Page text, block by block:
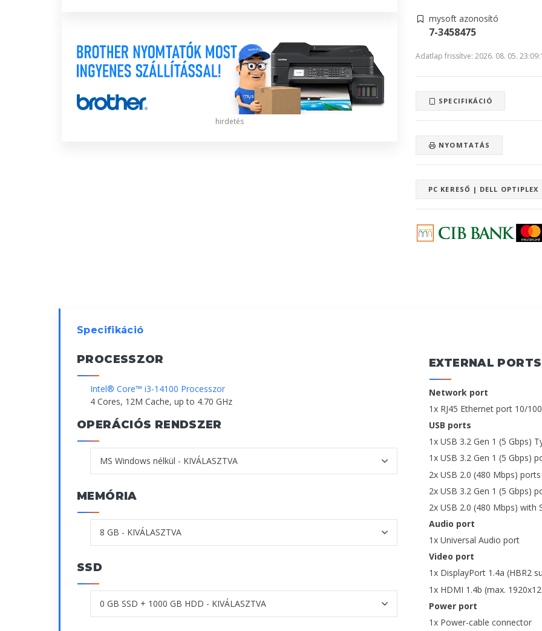
hirdetés
mysoft azonosító
7-3458475
Adatlap frissítve: 2026. 08. 05.
SPECIFIKÁCIÓ
NYOMTATÁS
PC KERESŐ | DELL
Specifikáció
PROCESSZOR
Intel® Core™ i3-14100 Processzor
4 Cores, 12M Cache, up to 4.70 GHz
OPERÁCIÓS RENDSZER
MEMÓRIA
SSD
EXTERNAL PORTS
Network port
1x RJ45 Ethernet port 10/
USB ports
1x USB 3.2 Gen 1 (5 Gbps)
1x USB 3.2 Gen 1 (5 Gbps)
2x USB 2.0 (480 Mbps)
2x USB 3.2 Gen 1 (5 Gbps)
2x USB 2.0 (480 Mbps)
Audio port
1x Universal Audio port
Video port
1x DisplayPort 1.4a (HBR2
1x HDMI 1.4b (max.
Power port
1x Power-cable connector